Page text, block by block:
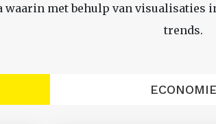
waarin met behulp van
trends.
ECONOMIE